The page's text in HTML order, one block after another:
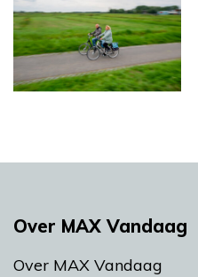
Over MAX Vandaag
Over MAX Vandaag